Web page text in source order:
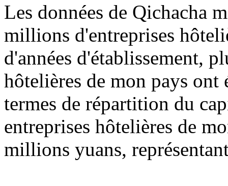
Les données de Qichacha
millions d'entreprises
d'années d'établissement,
hôtelières de mon pays ont
termes de répartition du
entreprises hôtelières de
millions yuans,